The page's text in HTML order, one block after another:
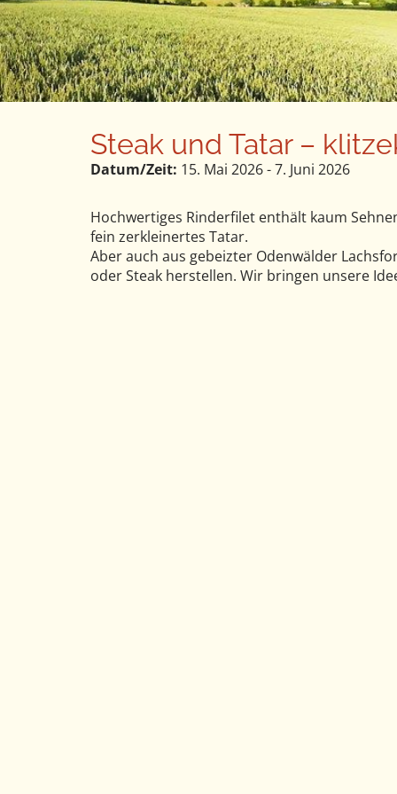
u
t
e
n
t
Steak und Tatar –
Datum/Zeit: 15. Mai 2026 - 7. Juni 2026
Hochwertiges Rinderfilet enthält kaum
fein zerkleinertes Tatar.
Aber auch aus gebeizter Odenwälder
oder Steak herstellen. Wir bringen unsere